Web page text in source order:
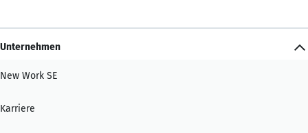
Unternehmen
New Work SE
Karriere